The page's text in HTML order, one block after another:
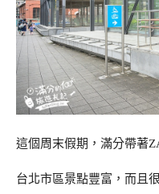
這個周末假期，滿分帶著
台北市區景點豐富，而且